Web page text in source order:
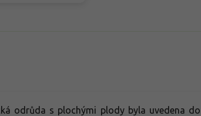
odrůda s plochými plody byla uvedena do